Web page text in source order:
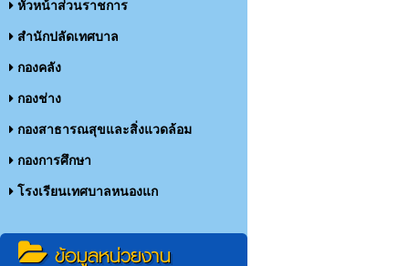
หัวหน้าส่วนราชการ
สำนักปลัดเทศบาล
กองคลัง
กองช่าง
กองสาธารณสุขและสิ่งแวดล้อม
กองการศึกษา
โรงเรียนเทศบาลหนองแก
ข้อมูลหน่วยงาน